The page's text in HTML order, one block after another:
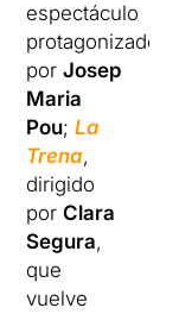
espectáculo
protagonizado
porJosep
Maria
Pou;La
Trena,
dirigido
porClara
Segura,
que
vuelve